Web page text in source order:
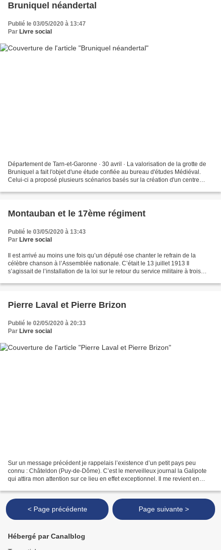
Bruniquel néandertal
Publié le 03/05/2020 à 13:47
Par Livre social
Département de Tarn-et-Garonne · 30 avril · La valorisation de la grotte de
Bruniquel a fait l'objet d'une étude confiée au bureau d'études Médiéval.
Celui-ci a proposé plusieurs scénarios basés sur la création d'un centre
Montauban et le 17ème régiment
Publié le 03/05/2020 à 13:43
Par Livre social
Il est arrivé au moins une fois qu’un député ose chanter le refrain de la
célèbre chanson à l’Assemblée nationale. C’était le 13 juillet 1913 Il
s’agissait de l’installation de la loi sur le retour du service militaire à trois
Pierre Laval et Pierre Brizon
Publié le 02/05/2020 à 20:33
Par Livre social
Sur un message précédent je rappelais l’existence d’un petit pays peu
connu : Châteldon (Puy-de-Dôme). C’est le merveilleux journal la Galipote
qui attira mon attention sur ce lieu en effet exceptionnel. Il me revient en
< Page précédente Page suivante >
Hébergé par Canalblog